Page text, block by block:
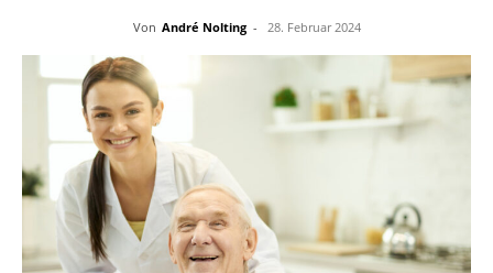
Von André Nolting - 28. Februar 2024